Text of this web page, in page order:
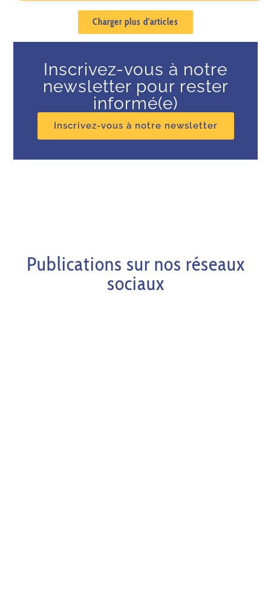
Charger plus d'articles
Inscrivez-vous à notre
newsletter pour rester
informé(e)
Inscrivez-vous à notre newsletter
Publications sur nos réseaux
sociaux